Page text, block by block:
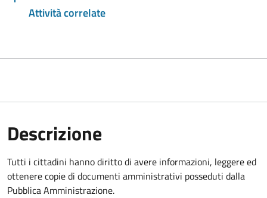
Attività correlate
Descrizione
Tutti i cittadini hanno diritto di avere informazioni, leggere ed
ottenere copie di documenti amministrativi posseduti dalla
Pubblica Amministrazione.